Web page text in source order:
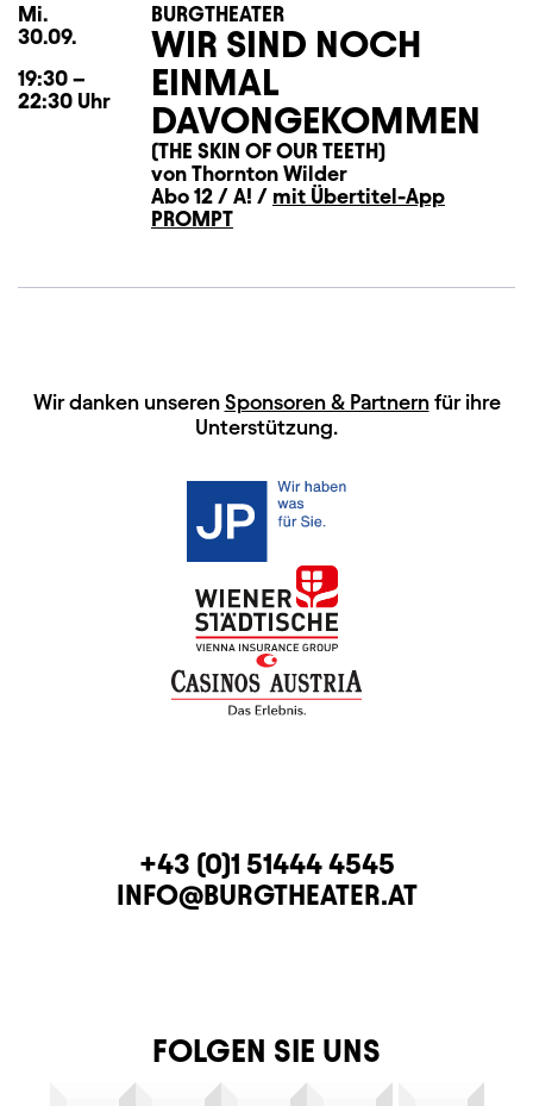
Mi.
30.09.
19:30 –
22:30 Uhr
BURGTHEATER
WIR SIND NOCH
EINMAL
DAVONGEKOMMEN
(THE SKIN OF OUR TEETH)
von Thornton Wilder
Abo 12 / A! / mit Übertitel-App
PROMPT
HAUPTSPONSOREN
Wir danken unseren Sponsoren & Partnernfür ihre
Unterstützung.
KONTAKTTELEFON
+43 (0)1 51444 4545
E-MAIL
INFO@BURGTHEATER.AT
FOLGEN SIE UNS